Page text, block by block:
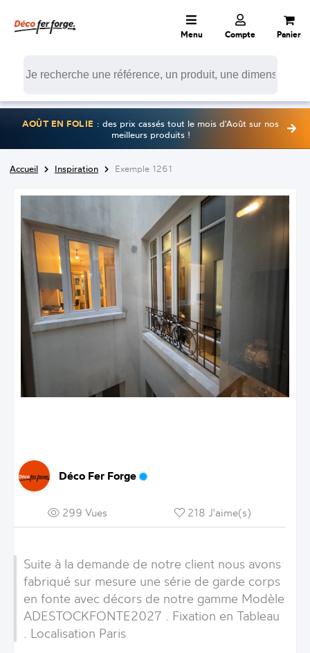
Menu Compte Panier
AOÛT EN FOLIE : des prix cassés tout le mois d'Août sur nos
meilleurs produits !
Accueil Inspiration Exemple 1261
Déco Fer Forge
299 Vues 218 J'aime(s)
Suite à la demande de notre client nous avons
fabriqué sur mesure une série de garde corps
en fonte avec décors de notre gamme Modèle
ADESTOCKFONTE2027 . Fixation en Tableau
. Localisation Paris